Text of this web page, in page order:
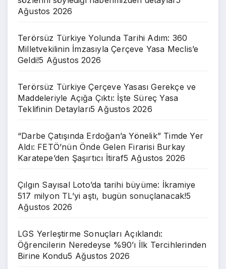
Ağustos 2026
Terörsüz Türkiye Yolunda Tarihi Adım: 360
Milletvekilinin İmzasıyla Çerçeve Yasa Meclis’e
Geldi!5 Ağustos 2026
Terörsüz Türkiye Çerçeve Yasası Gerekçe ve
Maddeleriyle Açığa Çıktı: İşte Süreç Yasa
Teklifinin Detayları5 Ağustos 2026
“Darbe Çatışında Erdoğan’a Yönelik” Timde Yer
Aldı: FETÖ’nün Önde Gelen Firarisi Burkay
Karatepe’den Şaşırtıcı İtiraf5 Ağustos 2026
Çılgın Sayısal Loto’da tarihi büyüme: İkramiye
517 milyon TL’yi aştı, bugün sonuçlanacak!5
Ağustos 2026
LGS Yerleştirme Sonuçları Açıklandı:
Öğrencilerin Neredeyse %90’ı İlk Tercihlerinden
Birine Kondu5 Ağustos 2026